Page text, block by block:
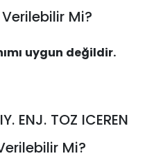
Verilebilir Mi?
uygun değildir.
ENJ. TOZ ICEREN
Mi?